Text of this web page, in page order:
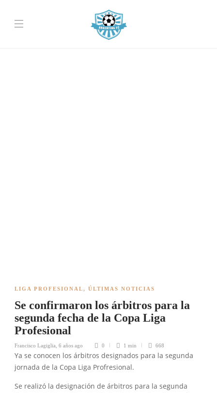
LIGA PROFESIONAL, ÚLTIMAS NOTICIAS
Se confirmaron los árbitros para la
segunda fecha de la Copa Liga
Profesional
Francisco Lagiglia 6 años ago 0 1 min 668
Ya se conocen los árbitros designados para la segunda
jornada de la Copa Liga Profresional.
Se realizó la designación de árbitros para la segunda